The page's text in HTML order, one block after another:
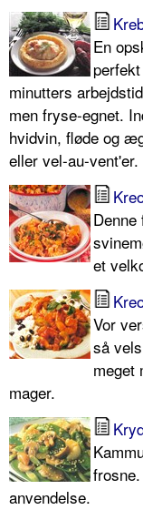
En
minutters
men fryse-egnet.
hvidvin, fløde og
eller vel-au-vent'er.
et
Vor
så
meget
mager.
anvendelse.